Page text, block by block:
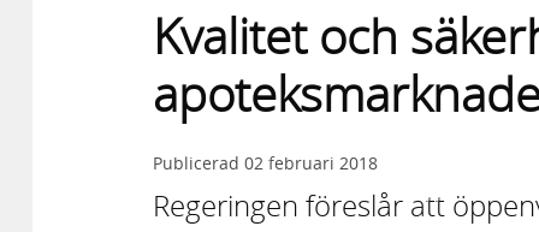
Kvalitet och
Publicerad 02 februari 2018
Regeringen föreslår att